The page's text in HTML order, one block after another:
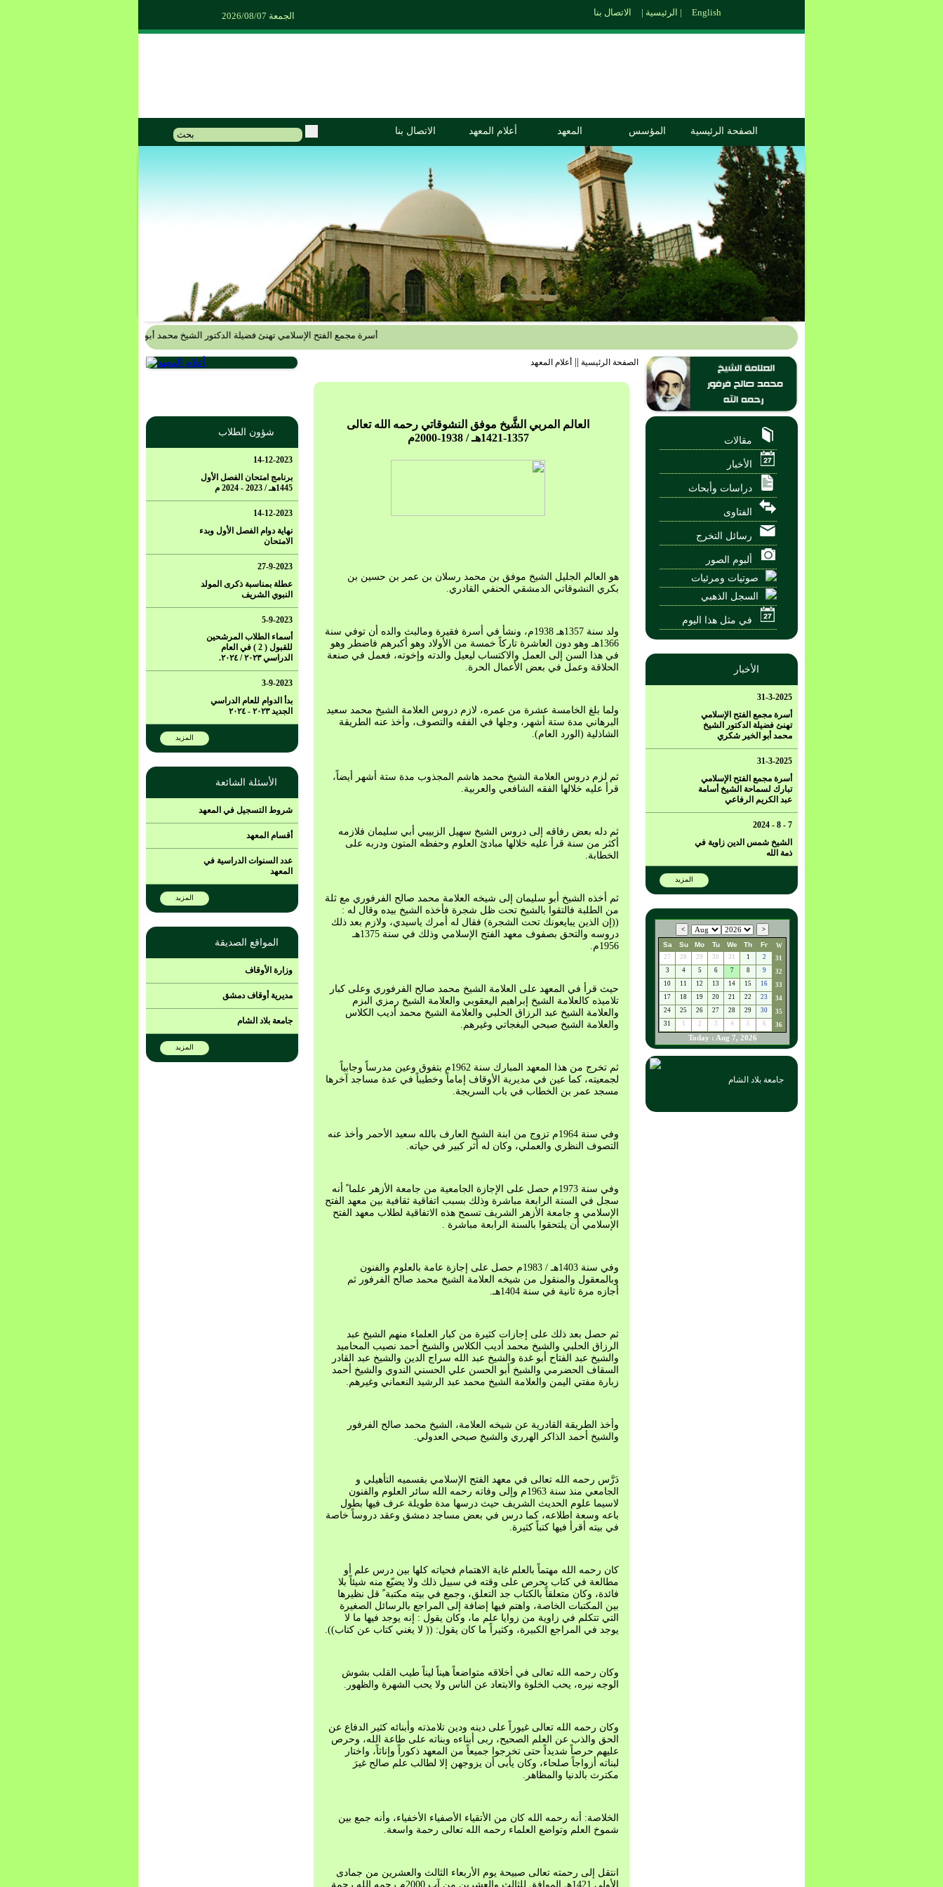
الجمعة 2026/08/07 الرئيسية | الاتصال بنا | English
الصفحة الرئيسية المؤسس المعهد أعلام المعهد الاتصال بنا
أسرة مجمع الفتح الإسلامي تهنئ فضيلة الدكتور الشيخ محمد أبو الخير شكري
مقالات
الأخبار
دراسات وأبحاث
الفتاوى
رسائل التخرج
ألبوم الصور
صوتيات ومرئيات
السجل الذهبي
في مثل هذا اليوم
الأخبار
31-3-2025
أسرة مجمع الفتح الإسلامي
تهنئ فضيلة الدكتور الشيخ
محمد أبو الخير شكري
31-3-2025
أسرة مجمع الفتح الإسلامي
تبارك لسماحة الشيخ أسامة
عبد الكريم الرفاعي
7 - 8 - 2024
الشيخ شمس الدين زاوية في
ذمة الله
المزيد
جامعة بلاد الشام
شؤون الطلاب
14-12-2023
برنامج امتحان الفصل الأول
1445هـ / 2023 - 2024 م
14-12-2023
نهاية دوام الفصل الأول وبدء
الامتحان
27-9-2023
عطلة بمناسبة ذكرى المولد
النبوي الشريف
5-9-2023
أسماء الطلاب المرشحين
للقبول ( 2 ) في العام
الدراسي ٢٠٢٣ / ٢٠٢٤.
3-9-2023
بدأ الدوام للعام الدراسي
الجديد ٢٠٢٣ - ٢٠٢٤
المزيد
الأسئلة الشائعة
شروط التسجيل في المعهد
أقسام المعهد
عدد السنوات الدراسية في
المعهد
المزيد
المواقع الصديقة
وزارة الأوقاف
مديرية أوقاف دمشق
جامعة بلاد الشام
المزيد
الصفحة الرئيسية || أعلام المعهد
العالم المربي الشَّيخ موفق النشوقاتي رحمه الله تعالى
1357-1421هـ / 1938-2000م
هو العالم الجليل الشيخ موفق بن محمد رسلان بن عمر بن حسين بن
بكري النشوقاتي الدمشقي الحنفي القادري.
ولد سنة 1357هـ 1938م، ونشأ في أسرة فقيرة ومالبث والده أن توفي سنة
1366هـ وهو دون العاشرة تاركاً خمسة من الأولاد وهو أكبرهم فاضطر وهو
في هذا السن إلى العمل والاكتساب ليعيل والدته وإخوته، فعمل في صنعة
الحلاقة وعمل في بعض الأعمال الحرة.
ولما بلغ الخامسة عشرة من عمره، لازم دروس العلامة الشيخ محمد سعيد
البرهاني مدة ستة أشهر، وجلها في الفقه والتصوف، وأخذ عنه الطريقة
الشاذلية (الورد العام).
ثم لزم دروس العلامة الشيخ محمد هاشم المجذوب مدة ستة أشهر أيضاً،
قرأ عليه خلالها الفقه الشافعي والعربية.
ثم دله بعض رفاقه إلى دروس الشيخ سهيل الزبيبي أبي سليمان فلازمه
أكثر من سنة قرأ عليه خلالها مبادئ العلوم وحفظه المتون ودربه على
الخطابة.
ثم أخذه الشيخ أبو سليمان إلى شيخه العلامة محمد صالح الفرفوري مع ثلة
من الطلبة فالتقوا بالشيخ تحت ظل شجرة فأخذه الشيخ بيده وقال له :
((إن الذين يبايعونك تحت الشجرة) فقال له أمرك ياسيدي، ولازم بعد ذلك
دروسه والتحق بصفوف معهد الفتح الإسلامي وذلك في سنة 1375هـ
1956م.
حيث قرأ في المعهد على العلامة الشيخ محمد صالح الفرفوري وعلى كبار
تلاميذه كالعلامة الشيخ إبراهيم اليعقوبي والعلامة الشيخ رمزي البزم
والعلامة الشيخ عبد الرزاق الحلبي والعلامة الشيخ محمد أديب الكلاس
والعلامة الشيخ صبحي البغجاتي وغيرهم.
ثم تخرج من هذا المعهد المبارك سنة 1962م بتفوق وعين مدرساً وجابياً
لجمعيته، كما عين في مديرية الأوقاف إماماً وخطيباً في عدة مساجد آخرها
مسجد عمر بن الخطاب في باب السريجة.
وفي سنة 1964م تزوج من ابنة الشيخ العارف بالله سعيد الأحمر وأخذ عنه
التصوف النظري والعملي، وكان له أثر كبير في حياته.
وفي سنة 1973م حصل على الإجازة الجامعية من جامعة الأزهر علما ً أنه
سجل في السنة الرابعة مباشرة وذلك بسبب اتفاقية ثقافية بين معهد الفتح
الإسلامي و جامعة الأزهر الشريف تسمح هذه الاتفاقية لطلاب معهد الفتح
الإسلامي أن يلتحقوا بالسنة الرابعة مباشرة .
وفي سنة 1403هـ / 1983م حصل على إجازة عامة بالعلوم والفنون
وبالمعقول والمنقول من شيخه العلامة الشيخ محمد صالح الفرفور ثم
أجازه مرة ثانية في سنة 1404هـ.
ثم حصل بعد ذلك على إجازات كثيرة من كبار العلماء منهم الشيخ عبد
الرزاق الحلبي والشيخ محمد أديب الكلاس والشيخ أحمد نصيب المحاميد
والشيخ عبد الفتاح أبو غدة والشيخ عبد الله سراج الدين والشيخ عبد القادر
السقاف الحضرمي والشيخ أبو الحسن علي الحسني الندوي والشيخ أحمد
زبارة مفتي اليمن والعلامة الشيخ محمد عبد الرشيد النعماني وغيرهم.
وأخذ الطريقة القادرية عن شيخه العلامة، الشيخ محمد صالح الفرفور
والشيخ أحمد الذاكر الهرري والشيخ صبحي العدولي.
دَرَّس رحمه الله تعالى في معهد الفتح الإسلامي بقسميه التأهيلي و
الجامعي منذ سنة 1963م وإلى وفاته رحمه الله سائر العلوم والفنون
لاسيما علوم الحديث الشريف حيث درسها مدة طويلة عرف فيها بطول
باعه وسعة اطلاعه، كما درس في بعض مساجد دمشق وعقد دروساً خاصة
في بيته أقرأ فيها كتباً كثيرة.
كان رحمه الله مهتماً بالعلم غاية الاهتمام فحياته كلها بين درس علم أو
مطالعة في كتاب يحرص على وقته في سبيل ذلك ولا يضيّع منه شيئاً بلا
فائدة، وكان متعلقاً بالكتاب جد التعلق، وجمع في بيته مكتبة ً قل نظيرها
بين المكتبات الخاصة، واهتم فيها إضافة إلى المراجع بالرسائل الصغيرة
التي تتكلم في زاوية من زوايا علم ما، وكان يقول : إنه يوجد فيها ما لا
يوجد في المراجع الكبيرة، وكثيراً ما كان يقول: (( لا يغني كتاب عن كتاب)).
وكان رحمه الله تعالى في أخلاقه متواضعاً هيناً ليناً طيب القلب بشوش
الوجه نيره، يحب الخلوة والابتعاد عن الناس ولا يحب الشهرة والظهور.
وكان رحمه الله تعالى غيوراً على دينه ودين تلامذته وأبنائه كثير الدفاع عن
الحق والذب عن العلم الصحيح، ربى أبناءه وبناته على طاعة الله، وحرص
عليهم حرصاً شديداً حتى تخرجوا جميعاً من المعهد ذكوراً وإناثاً، واختار
لبناته أزواجاً صلحاء، وكان يأبى أن يزوجهن إلا لطالب علم صالح غيرَ
مكترث بالدنيا والمظاهر.
الخلاصة: أنه رحمه الله كان من الأتقياء الأصفياء الأخفياء، وأنه جمع بين
شموخ العلم وتواضع العلماء رحمه الله تعالى رحمة واسعة.
انتقل إلى رحمته تعالى صبيحة يوم الأربعاء الثالث والعشرين من جمادى
الأولى 1421هـ الموافق للثالث والعشرين من آب 2000م رحمه الله رحمة